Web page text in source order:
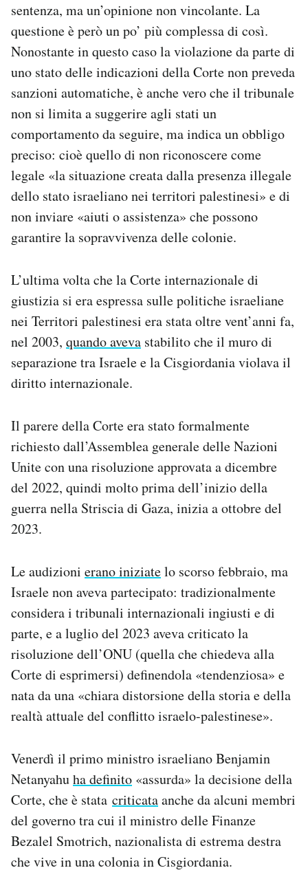
sentenza, ma un’opinione non vincolante. La
questione è però un po’ più complessa di così.
Nonostante in questo caso la violazione da parte di
uno stato delle indicazioni della Corte non preveda
sanzioni automatiche, è anche vero che il tribunale
non si limita a suggerire agli stati un
comportamento da seguire, ma indica un obbligo
preciso: cioè quello di non riconoscere come
legale «la situazione creata dalla presenza illegale
dello stato israeliano nei territori palestinesi» e di
non inviare «aiuti o assistenza» che possono
garantire la sopravvivenza delle colonie.
L’ultima volta che la Corte internazionale di
giustizia si era espressa sulle politiche israeliane
nei Territori palestinesi era stata oltre vent’anni fa,
nel 2003, quando aveva stabilito che il muro di
separazione tra Israele e la Cisgiordania violava il
diritto internazionale.
Il parere della Corte era stato formalmente
richiesto dall’Assemblea generale delle Nazioni
Unite con una risoluzione approvata a dicembre
del 2022, quindi molto prima dell’inizio della
guerra nella Striscia di Gaza, inizia a ottobre del
2023.
Le audizioni erano iniziatelo scorso febbraio, ma
Israele non aveva partecipato: tradizionalmente
considera i tribunali internazionali ingiusti e di
parte, e a luglio del 2023 aveva criticato la
risoluzione dell’ONU (quella che chiedeva alla
Corte di esprimersi) definendola «tendenziosa» e
nata da una «chiara distorsione della storia e della
realtà attuale del conflitto israelo-palestinese».
Venerdì il primo ministro israeliano Benjamin
Netanyahuha definito «assurda» la decisione della
Corte, che è stata criticataanche da alcuni membri
del governo tra cui il ministro delle Finanze
Bezalel Smotrich, nazionalista di estrema destra
che vive in una colonia in Cisgiordania.